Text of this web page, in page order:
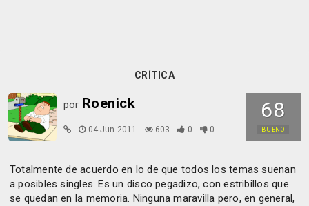
CRÍTICA
68
BUENO
por Roenick
04 Jun 2011 603 0 0
Totalmente de acuerdo en lo de que todos los temas suenan
a posibles singles. Es un disco pegadizo, con estribillos que
se quedan en la memoria. Ninguna maravilla pero, en general,